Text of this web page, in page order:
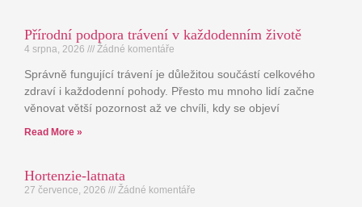
Přírodní podpora trávení v každodenním životě
4 srpna, 2026 Žádné komentáře
Správně fungující trávení je důležitou součástí celkového
zdraví i každodenní pohody. Přesto mu mnoho lidí začne
věnovat větší pozornost až ve chvíli, kdy se objeví
Read More »
Hortenzie-latnata
27 července, 2026 Žádné komentáře